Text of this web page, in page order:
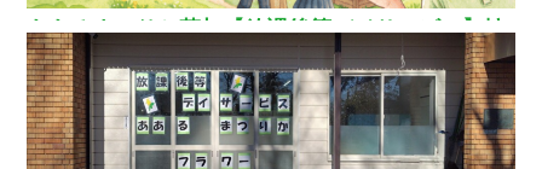
ああるまつりか草加【放課後等デイサービス】埼
玉県草加市